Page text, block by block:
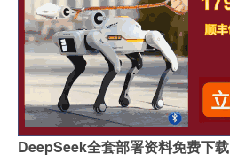
DeepSeek全套部署资料免费下载